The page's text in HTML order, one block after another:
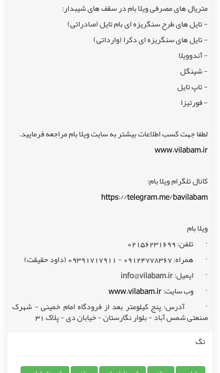
متریال های مصرفی ویلا بام در سقف های شیبدار:
- تایل های طرح سنگریزه ای بام تایل (صادراتی)
- تایل های سنگریزه ای دکرا (وارداتی)
- آندوویلا
- شینگل
- تاپ تایل
- فورتیزا
لطفا جهت کسب اطلاعات بیشتر به سایت ویلا بام مراجعه فرمایید.
www.vilabam.ir
کانال تلگرام ویلا بام:
https://telegram.me/bavilabam
ویلا بام
· تلفن: 02156231699
· همراه: 09124778367 - 09391717911 (داود حقیقت)
· ایمیل:info@vilabam.ir
· وب سایت:www.vilabam.ir
· آدرس: پنج کیلومتر بعد از فرودگاه امام خمینی - شهرک
صنعتی شمس آباد - بلوار نگارستان - خیابان دی - پلاک 31
تگ